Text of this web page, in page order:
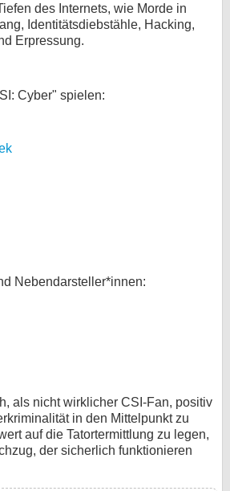
des Internets, wie Morde in
Identitätsdiebstähle, Hacking,
Erpressung.
Cyber" spielen:
Nebendarsteller*innen:
als nicht wirklicher CSI-Fan, positiv
in den Mittelpunkt zu
auf die Tatortermittlung zu legen,
der sicherlich funktionieren